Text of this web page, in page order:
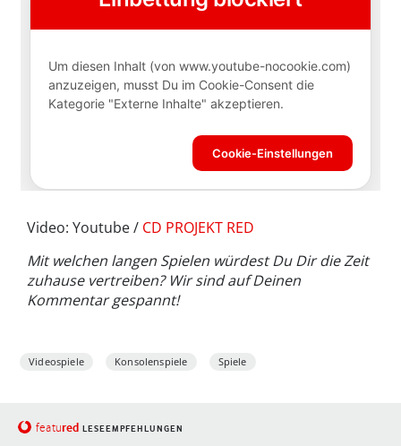
Video: Youtube / CD PROJEKT RED
Mit welchen langen Spielen würdest Du Dir die Zeit
zuhause vertreiben? Wir sind auf Deinen
Kommentar gespannt!
Videospiele Konsolenspiele Spiele
featured LESEEMPFEHLUNGEN